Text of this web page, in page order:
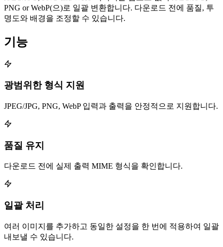
PNG or WebP(으)로 일괄 변환합니다. 다운로드 전에 품질, 투
명도와 배경을 조정할 수 있습니다.
기능
광범위한 형식 지원
JPEG/JPG, PNG, WebP 입력과 출력을 안정적으로 지원합니다.
품질 유지
다운로드 전에 실제 출력 MIME 형식을 확인합니다.
일괄 처리
여러 이미지를 추가하고 동일한 설정을 한 번에 적용하여 일괄
내보낼 수 있습니다.